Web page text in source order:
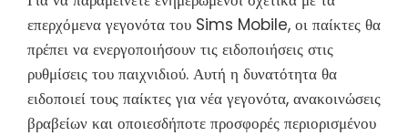
επερχόμενα γεγονότα του Sims Mobile, οι παίκτες θα
πρέπει να ενεργοποιήσουν τις ειδοποιήσεις στις
ρυθμίσεις του παιχνιδιού. Αυτή η δυνατότητα θα
ειδοποιεί τους παίκτες για νέα γεγονότα, ανακοινώσεις
βραβείων και οποιεσδήποτε προσφορές περιορισμένου